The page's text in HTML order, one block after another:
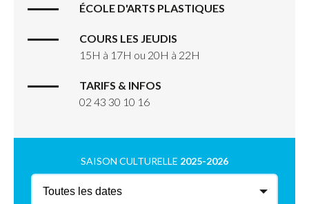
ÉCOLE D'ARTS PLASTIQUES
COURS LES JEUDIS
15H à 17H ou 20H à 22H
TARIFS & INFOS
02 43 30 10 16
SAISON CULTURELLE 2025-2026